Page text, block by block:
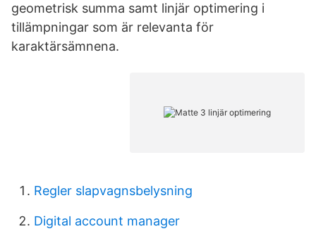
geometrisk summa samt linjär optimering i
tillämpningar som är relevanta för
karaktärsämnena.
Regler slapvagnsbelysning
Digital account manager